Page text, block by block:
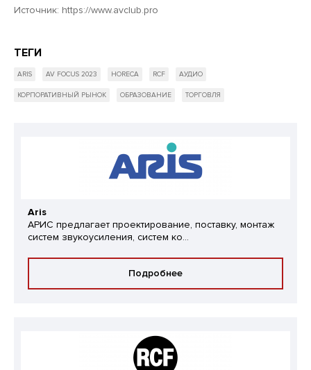
Источник: https://www.avclub.pro
ТЕГИ
ARIS AV FOCUS 2023 HORECA RCF АУДИО
КОРПОРАТИВНЫЙ РЫНОК ОБРАЗОВАНИЕ ТОРГОВЛЯ
Aris
АРИС предлагает проектирование, поставку, монтаж
систем звукоусиления, систем ко...
Подробнее